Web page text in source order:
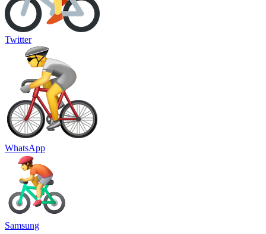
Twitter
WhatsApp
Samsung